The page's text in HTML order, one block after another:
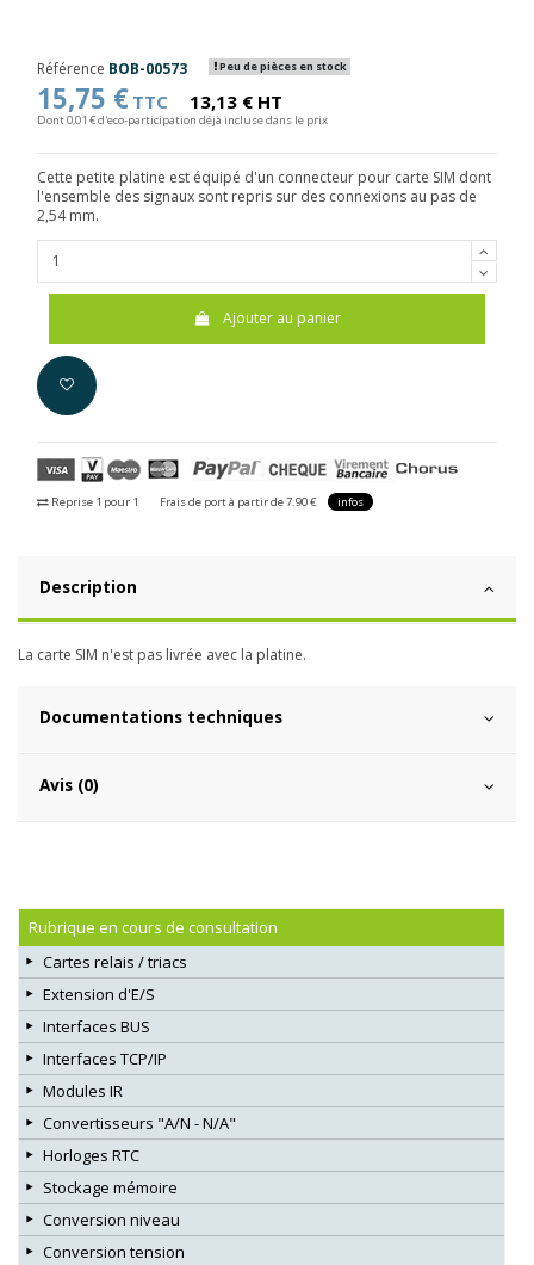
Référence BOB-00573 Peu de pièces en stock
15,75 € TTC 13,13 € HT
Dont 0,01 € d'eco-participation déjà incluse dans le prix
Cette petite platine est équipé d'un connecteur pour carte SIM dont
l'ensemble des signaux sont repris sur des connexions au pas de
2,54 mm.
Ajouter au panier
Reprise 1 pour 1 Frais de port à partir de 7.90 € infos
Description
La carte SIM n'est pas livrée avec la platine.
Documentations techniques
Avis (0)
Rubrique en cours de consultation
Cartes relais / triacs
Extension d'E/S
Interfaces BUS
Interfaces TCP/IP
Modules IR
Convertisseurs "A/N - N/A"
Horloges RTC
Stockage mémoire
Conversion niveau
Conversion tension